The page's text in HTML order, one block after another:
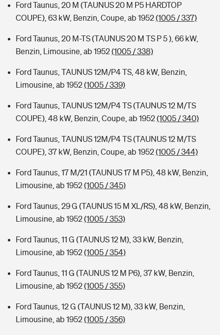
Ford Taunus, 20 M (TAUNUS 20 M P5 HARDTOP
COUPE), 63 kW, Benzin, Coupe, ab 1952(1005 / 337)
Ford Taunus, 20 M-TS (TAUNUS 20 M TS P 5 ), 66 kW,
Benzin, Limousine, ab 1952(1005 / 338)
Ford Taunus, TAUNUS 12M/P4 TS, 48 kW, Benzin,
Limousine, ab 1952(1005 / 339)
Ford Taunus, TAUNUS 12M/P4 TS (TAUNUS 12 M/TS
COUPE), 48 kW, Benzin, Coupe, ab 1952(1005 / 340)
Ford Taunus, TAUNUS 12M/P4 TS (TAUNUS 12 M/TS
COUPE), 37 kW, Benzin, Coupe, ab 1952(1005 / 344)
Ford Taunus, 17 M/21 (TAUNUS 17 M P5), 48 kW, Benzin,
Limousine, ab 1952(1005 / 345)
Ford Taunus, 29 G (TAUNUS 15 M XL/RS), 48 kW, Benzin,
Limousine, ab 1952(1005 / 353)
Ford Taunus, 11 G (TAUNUS 12 M), 33 kW, Benzin,
Limousine, ab 1952(1005 / 354)
Ford Taunus, 11 G (TAUNUS 12 M P6), 37 kW, Benzin,
Limousine, ab 1952(1005 / 355)
Ford Taunus, 12 G (TAUNUS 12 M), 33 kW, Benzin,
Limousine, ab 1952(1005 / 356)